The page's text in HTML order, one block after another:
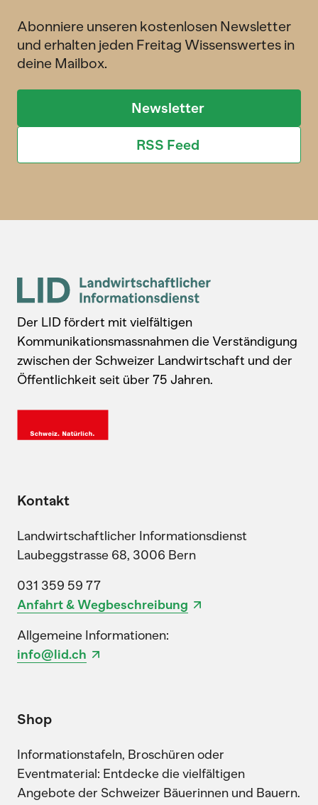
Abonniere unseren kostenlosen Newsletter
und erhalten jeden Freitag Wissenswertes in
deine Mailbox.
Newsletter
RSS Feed
Der LID fördert mit vielfältigen
Kommunikationsmassnahmen die Verständigung
zwischen der Schweizer Landwirtschaft und der
Öffentlichkeit seit über 75 Jahren.
Kontakt
Landwirtschaftlicher Informationsdienst
Laubeggstrasse 68, 3006 Bern
031 359 59 77
Anfahrt & Wegbeschreibung
Allgemeine Informationen:
info@lid.ch
Shop
Informationstafeln, Broschüren oder
Eventmaterial: Entdecke die vielfältigen
Angebote der Schweizer Bäuerinnen und Bauern.